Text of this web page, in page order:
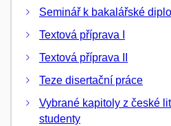
Seminář k bakalářské
Textová příprava I
Textová příprava II
Teze disertační práce
Vybrané kapitoly z české
studenty